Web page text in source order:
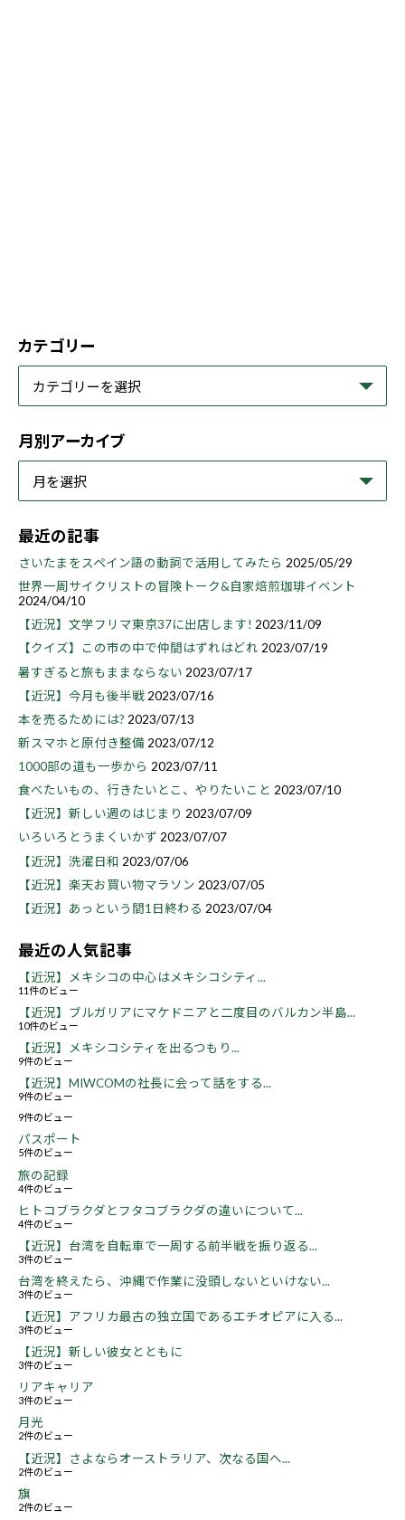
カテゴリー
月別アーカイブ
最近の記事
さいたまをスペイン語の動詞で活用してみたら 2025/05/29
世界一周サイクリストの冒険トーク&自家焙煎珈琲イベント
2024/04/10
【近況】文学フリマ東京37に出店します! 2023/11/09
【クイズ】この市の中で仲間はずれはどれ 2023/07/19
暑すぎると旅もままならない 2023/07/17
【近況】今月も後半戦 2023/07/16
本を売るためには? 2023/07/13
新スマホと原付き整備 2023/07/12
1000部の道も一歩から 2023/07/11
食べたいもの、行きたいとこ、やりたいこと 2023/07/10
【近況】新しい週のはじまり 2023/07/09
いろいろとうまくいかず 2023/07/07
【近況】洗濯日和 2023/07/06
【近況】楽天お買い物マラソン 2023/07/05
【近況】あっという間1日終わる 2023/07/04
最近の人気記事
【近況】メキシコの中心はメキシコシティ...
11件のビュー
【近況】ブルガリアにマケドニアと二度目のバルカン半島...
10件のビュー
【近況】メキシコシティを出るつもり...
9件のビュー
【近況】MIWCOMの社長に会って話をする...
9件のビュー
9件のビュー
パスポート
5件のビュー
旅の記録
4件のビュー
ヒトコブラクダとフタコブラクダの違いについて...
4件のビュー
【近況】台湾を自転車で一周する前半戦を振り返る...
3件のビュー
台湾を終えたら、沖縄で作業に没頭しないといけない...
3件のビュー
【近況】アフリカ最古の独立国であるエチオピアに入る...
3件のビュー
【近況】新しい彼女とともに
3件のビュー
リアキャリア
3件のビュー
月光
2件のビュー
【近況】さよならオーストラリア、次なる国へ...
2件のビュー
旗
2件のビュー